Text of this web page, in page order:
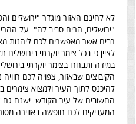
לא לחינם האזור מוגדר "ירושלים
"ירושלים, הרים סביב לה". על
רבים אשר מאפשרים לכם ליהנות
לציין כי בכל צימר יוקרתי בירושלים
במידה ותבחרו בצימר יוקרתי
הקיבוצים שבאזור, צפויה לכם
להיכנס לתוך העיר ולמצוא צימרים
החשובים של עיר הקודש. ישנם גם
המעניקים לכם חופשה באווירה